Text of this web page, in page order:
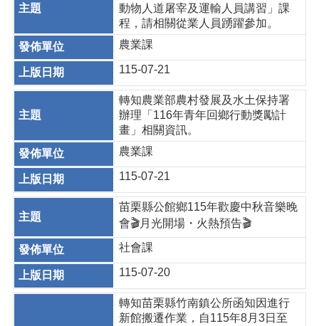
動物人道屠宰及運輸人員講習」課
程，請相關從業人員踴躍參加。
農業課
115-07-21
轉知農業部農村發展及水土保持署
辦理「116年青年回鄉行動獎勵計
畫」相關資訊。
農業課
115-07-21
苗栗縣公館鄉115年歡慶中秋音樂晚
會🎬月光開場・火熱預告🎬
社會課
115-07-20
轉知苗栗縣竹南鎮公所函知因進行
新館搬遷作業，自115年8月3日至